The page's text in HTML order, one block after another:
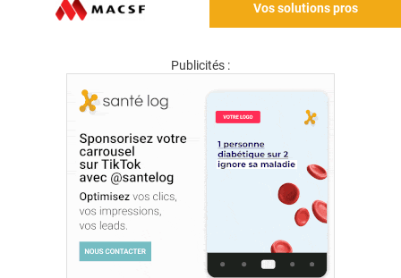
Vos solutions pros
Publicités :